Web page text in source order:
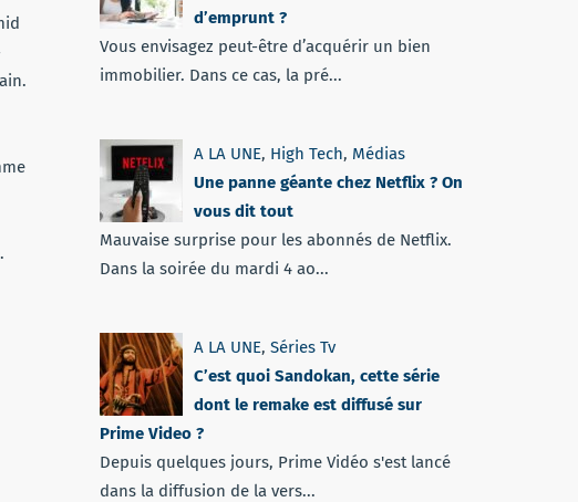
d’emprunt ?
Vous envisagez peut-être d’acquérir un bien
immobilier. Dans ce cas, la pré...
A LA UNE, High Tech, Médias
Une panne géante chez Netflix ? On
vous dit tout
Mauvaise surprise pour les abonnés de Netflix.
Dans la soirée du mardi 4 ao...
A LA UNE, Séries Tv
C’est quoi Sandokan, cette série
dont le remake est diffusé sur
Prime Video ?
Depuis quelques jours, Prime Vidéo s'est lancé
dans la diffusion de la vers...